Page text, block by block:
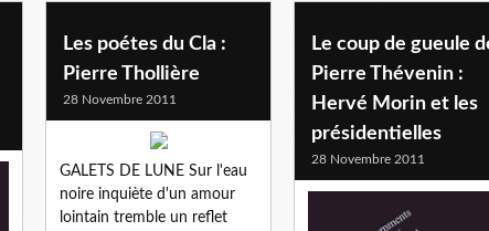
Les poétes du Cla :
Pierre Thollière
28 Novembre 2011
GALETS DE LUNE Sur l'eau
noire inquiète d'un amour
lointain tremble un reflet
Le coup de gueule
Pierre Thévenin :
Hervé Morin et les
présidentielles
28 Novembre 2011